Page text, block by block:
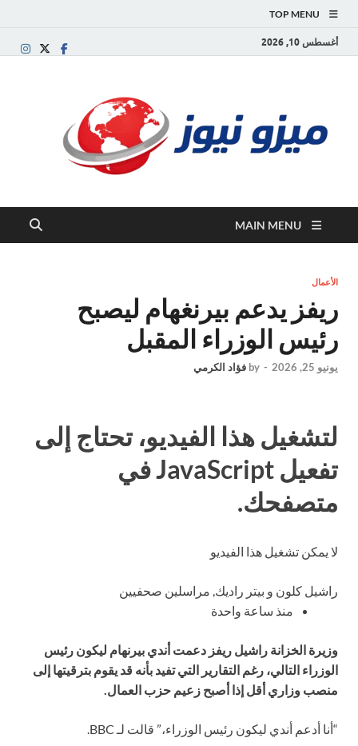
TOP MENU
أغسطس 10, 2026
MAIN MENU
الأعمال
ريفز يدعم بيرنغهام ليصبح
رئيس الوزراء المقبل
يونيو 25, 2026 -
by فؤاد الكرمي
لتشغيل هذا الفيديو، تحتاج إلى
تفعيل JavaScript في
متصفحك.
لا يمكن تشغيل هذا الفيديو
راشيل كلون و بيتر راديك, مراسلين صحفيين
منذ ساعة واحدة
وزيرة الخزانة راشيل ريفز دعمت أندي بيرنهام ليكون رئيس
الوزراء التالي، رغم التقارير التي تفيد بأنه قد يقوم بترقيتها إلى
منصب وزاري أقل إذا أصبح زعيم حزب العمال.
“أنا أدعم أندي ليكون رئيس الوزراء،” قالت لـ BBC.